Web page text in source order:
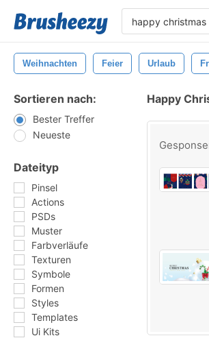
Weihnachten Feier Urlaub
Sortieren nach:
Bester Treffer
Neueste
Dateityp
Pinsel
Actions
PSDs
Muster
Farbverläufe
Texturen
Symbole
Formen
Styles
Templates
Ui Kits
Happy